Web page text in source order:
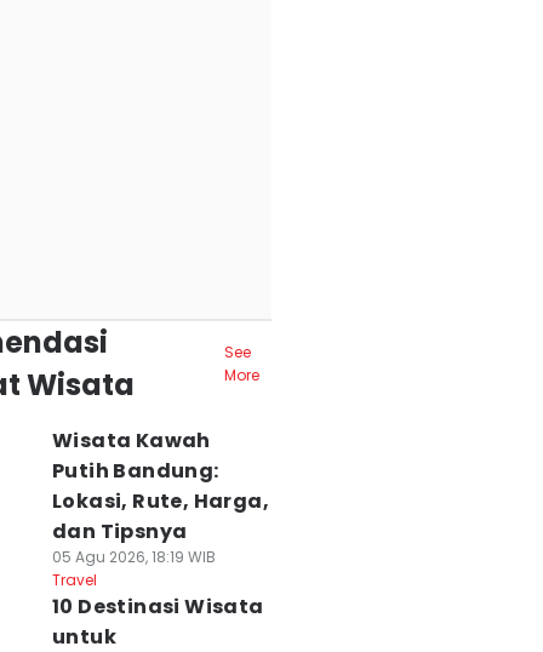
Wisata
See
More
Wisata Kawah
Putih Bandung:
Lokasi, Rute, Harga,
dan Tipsnya
05 Agu 2026, 18:19 WIB
Travel
10 Destinasi Wisata
untuk